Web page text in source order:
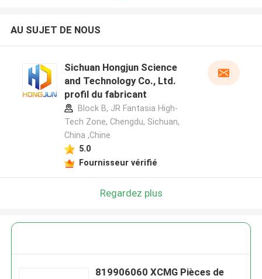
AU SUJET DE NOUS
Sichuan Hongjun Science
and Technology Co., Ltd.
profil du fabricant
Block B, JR Fantasia High-
Tech Zone, Chengdu, Sichuan,
China ,Chine
5.0
Fournisseur vérifié
Regardez plus
819906060 XCMG Pièces de